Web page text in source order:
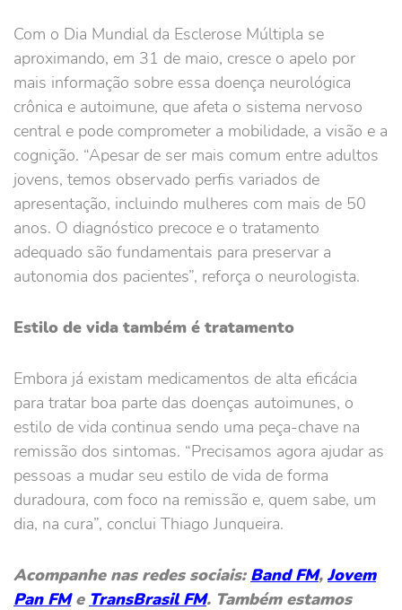
Com o Dia Mundial da Esclerose Múltipla se
aproximando, em 31 de maio, cresce o apelo por
mais informação sobre essa doença neurológica
crônica e autoimune, que afeta o sistema nervoso
central e pode comprometer a mobilidade, a visão e a
cognição. “Apesar de ser mais comum entre adultos
jovens, temos observado perfis variados de
apresentação, incluindo mulheres com mais de 50
anos. O diagnóstico precoce e o tratamento
adequado são fundamentais para preservar a
autonomia dos pacientes”, reforça o neurologista.
Estilo de vida também é tratamento
Embora já existam medicamentos de alta eficácia
para tratar boa parte das doenças autoimunes, o
estilo de vida continua sendo uma peça-chave na
remissão dos sintomas. “Precisamos agora ajudar as
pessoas a mudar seu estilo de vida de forma
duradoura, com foco na remissão e, quem sabe, um
dia, na cura”, conclui Thiago Junqueira.
Acompanhe nas redes sociais: Band FM, Jovem
Pan FMe TransBrasil FM. Também estamos